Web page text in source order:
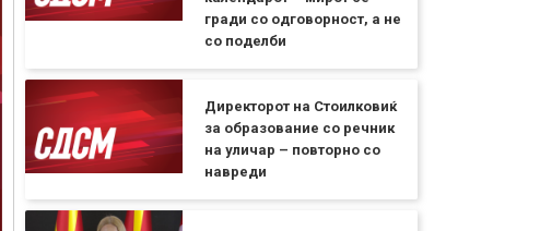
гради со одговорност, а не
со поделби
Директорот на Стоилковиќ
за образование со речник
на уличар – повторно со
навреди